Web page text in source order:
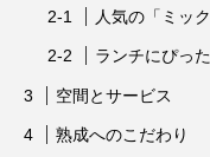
人気の「ミッ
ランチにぴっ
空間とサービス
熟成へのこだわり